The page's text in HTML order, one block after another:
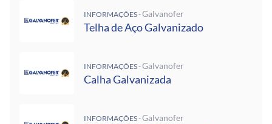
INFORMAÇÕES -Galvanofer
Telha de Aço Galvanizado
INFORMAÇÕES -Galvanofer
Calha Galvanizada
INFORMAÇÕES -Galvanofer